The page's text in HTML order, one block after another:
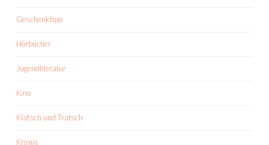
Geschenktipp
Hörbücher
Jugendliteratur
Kino
Klatsch und Tratsch
Krimis